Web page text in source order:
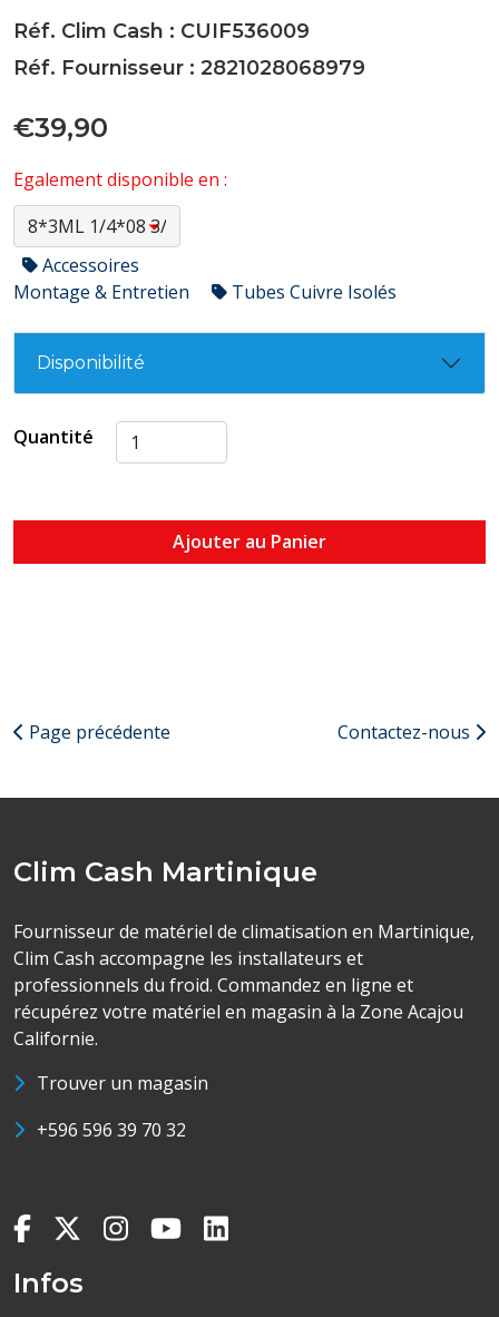
Réf. Clim Cash : CUIF536009
Réf. Fournisseur : 2821028068979
€39,90
Egalement disponible en :
Accessoires
Montage & Entretien
Tubes Cuivre Isolés
Disponibilité
Quantité
Ajouter au Panier
Page précédente Contactez-nous
Clim Cash Martinique
Fournisseur de matériel de climatisation en Martinique,
Clim Cash accompagne les installateurs et
professionnels du froid. Commandez en ligne et
récupérez votre matériel en magasin à la Zone Acajou
Californie.
Trouver un magasin
+596 596 39 70 32
Infos